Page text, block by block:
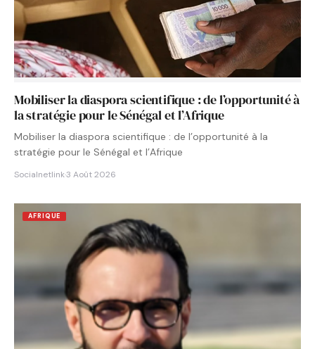
Mobiliser la diaspora scientifique : de l’opportunité à
la stratégie pour le Sénégal et l’Afrique
Mobiliser la diaspora scientifique : de l’opportunité à la
stratégie pour le Sénégal et l’Afrique
Socialnetlink·3 Août 2026
AFRIQUE